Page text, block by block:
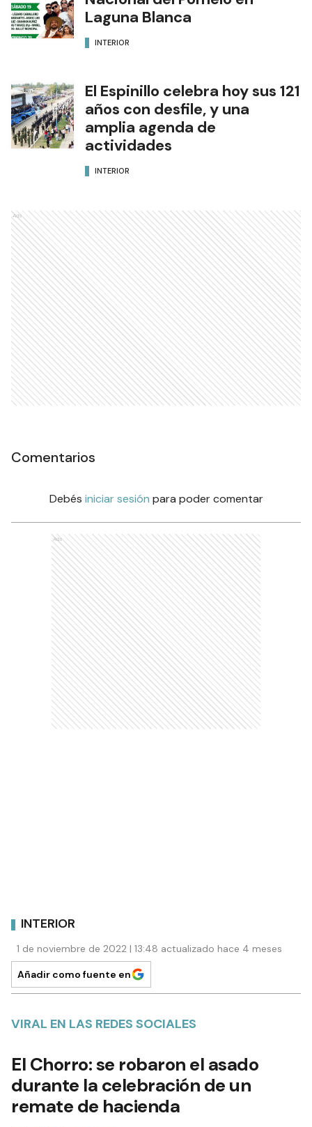
Laguna Blanca
INTERIOR
El Espinillo celebra hoy sus 121
años con desfile, y una
amplia agenda de
actividades
INTERIOR
Ads
Comentarios
Debés iniciar sesión para poder comentar
Ads
INTERIOR
1 de noviembre de 2022 | 13:48 actualizado hace 4 meses
Añadir como fuente en
VIRAL EN LAS REDES SOCIALES
El Chorro: se robaron el asado
durante la celebración de un
remate de hacienda